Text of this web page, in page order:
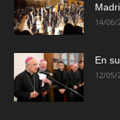
14/06/
En
12/05/